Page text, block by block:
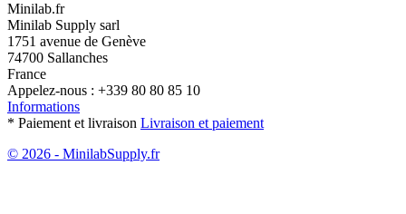
Minilab.fr
Minilab Supply sarl
1751 avenue de Genève
74700 Sallanches
France
Appelez-nous : +339 80 80 85 10
Informations
* Paiement et livraison Livraison et paiement
© 2026 - MinilabSupply.fr